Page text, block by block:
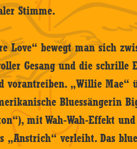
Stimme.
Love“ bewegt man sich
Gesang und die schrille
vorantreiben. „Willie Mae“
Bluessängerin
mit Wah-Wah-Effekt und
„Anstrich“ verleiht. Das